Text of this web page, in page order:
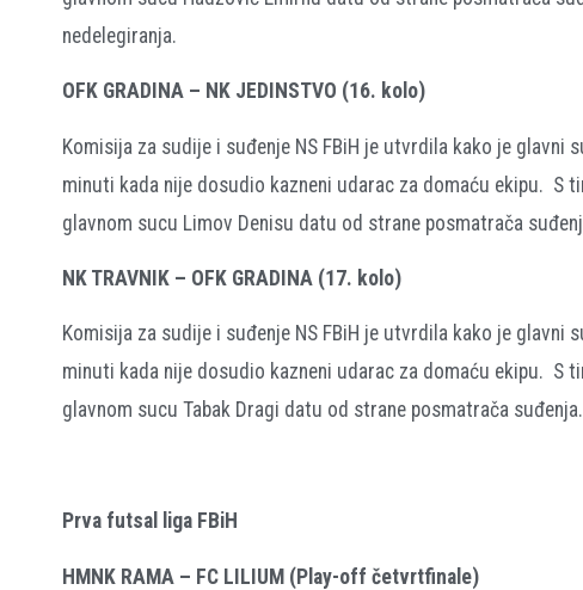
nedelegiranja.
OFK GRADINA – NK JEDINSTVO (16. kolo)
Komisija za sudije i suđenje NS FBiH je utvrdila kako je glavni
minuti kada nije dosudio kazneni udarac za domaću ekipu. S
glavnom sucu Limov Denisu datu od strane posmatrača
NK TRAVNIK – OFK GRADINA (17. kolo)
Komisija za sudije i suđenje NS FBiH je utvrdila kako je glavni
minuti kada nije dosudio kazneni udarac za domaću ekipu. S
glavnom sucu Tabak Dragi datu od strane posmatrača
Prva futsal liga FBiH
HMNK RAMA – FC LILIUM (Play-off četvrtfinale)